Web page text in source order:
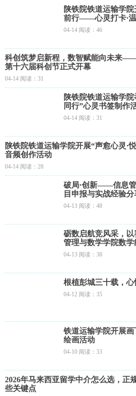
陕铁院铁道运输学
前行——心灵打卡·
04-14 阅读：46
科创筑梦启新程，数智赋能向未来
第十六届科创节正式开幕
04-14 阅读：31
陕铁院铁道运输学
同行”心灵书签制作
04-14 阅读：31
陕铁院铁道运输学院开展“声愈心灵·
音频创作活动
04-14 阅读：28
破局·创新——信息
目申报与实战经验分
04-13 阅读：48
砺数启航竞风采，
管理与数学学院数
04-13 阅读：38
根植彭城三十载，
04-12 阅读：35
铁道运输学院开展画
绘画活动
04-10 阅读：33
2026年马来西亚留学中介怎么选，正
些关键点